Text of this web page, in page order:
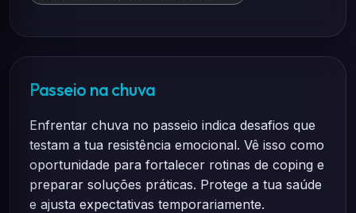
Passeio na chuva
Enfrentar chuva no passeio indica desafios que
testam a tua resistência emocional. Vê isso como
oportunidade para fortalecer rotinas de coping e
preparar soluções práticas. Protege a tua saúde
e ajusta expectativas temporariamente.